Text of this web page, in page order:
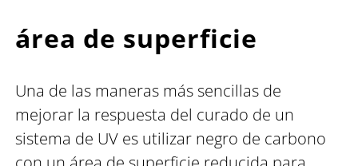
área de superficie
Una de las maneras más sencillas de
mejorar la respuesta del curado de un
sistema de UV es utilizar negro de carbono